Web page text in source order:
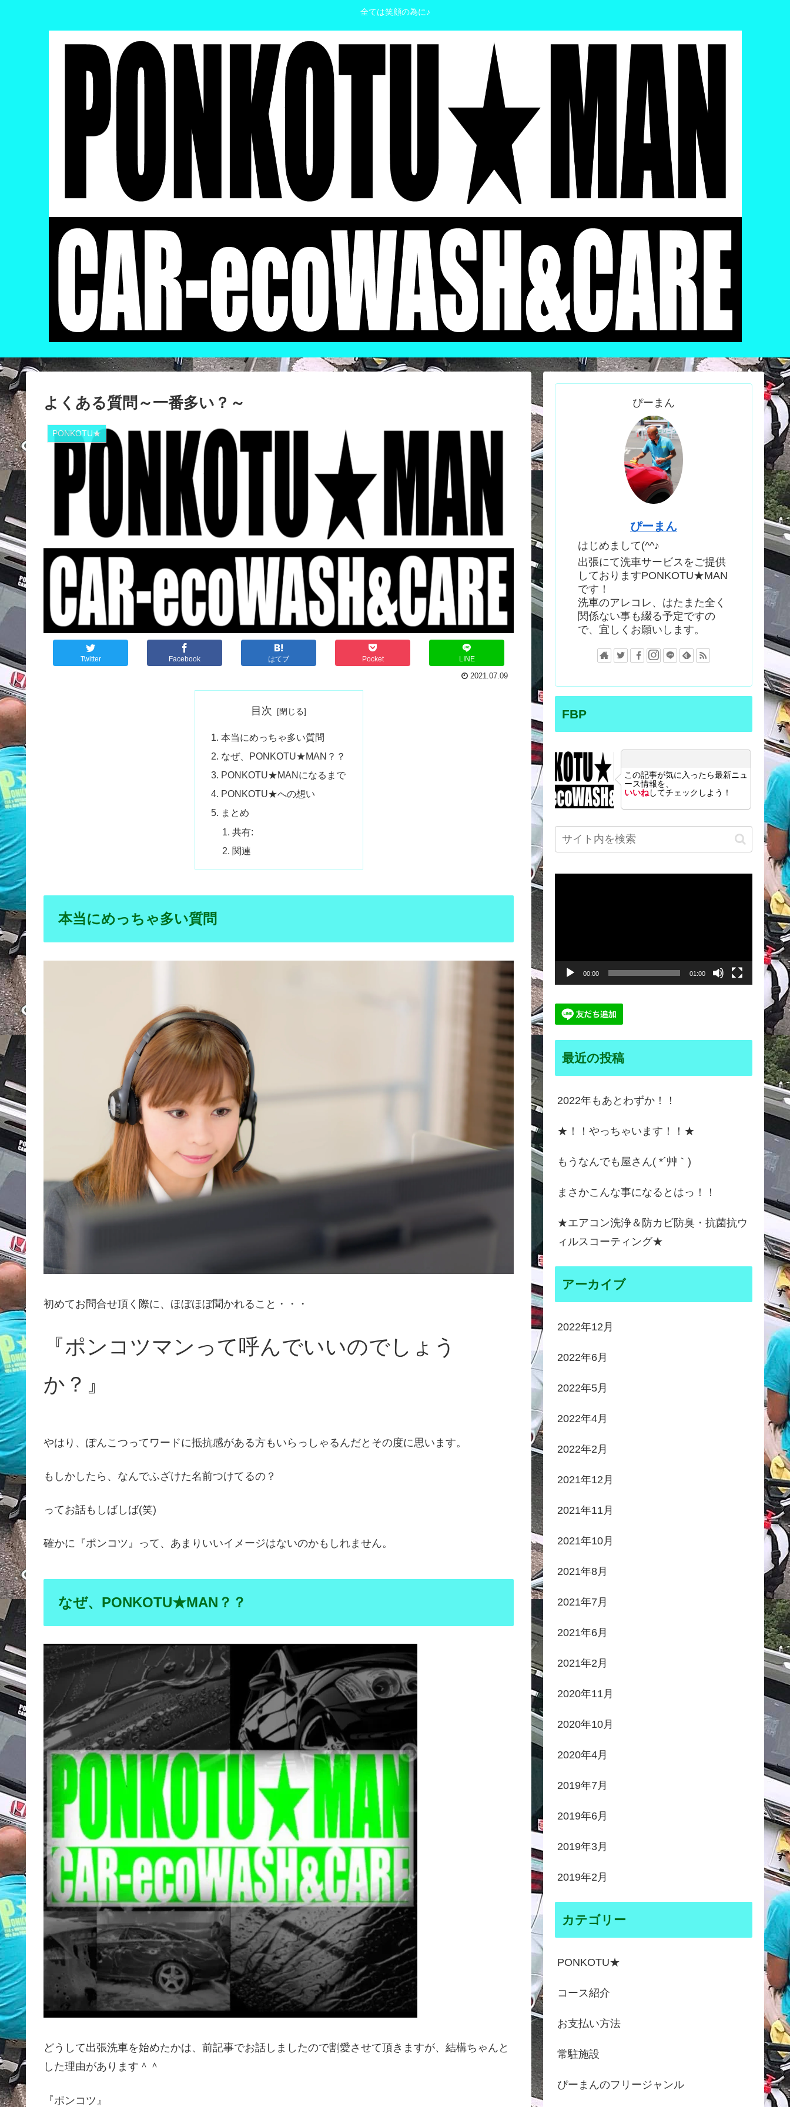
全ては笑顔の為に♪
よくある質問～一番多い？～
PONKOTU★
Twitter Facebook はてブ Pocket LINE
2021.07.09
目次
本当にめっちゃ多い質問
なぜ、PONKOTU★MAN？？
PONKOTU★MANになるまで
PONKOTU★への想い
まとめ
共有:
関連
本当にめっちゃ多い質問
初めてお問合せ頂く際に、ほぼほぼ聞かれること・・・
『ポンコツマンって呼んでいいのでしょう
か？』
やはり、ぽんこつってワードに抵抗感がある方もいらっしゃるんだとその度に思います。
もしかしたら、なんでふざけた名前つけてるの？
ってお話もしばしば(笑)
確かに『ポンコツ』って、あまりいいイメージはないのかもしれません。
なぜ、PONKOTU★MAN？？
どうして出張洗車を始めたかは、前記事でお話しましたので割愛させて頂きますが、結構ちゃんと
した理由があります＾＾
『ポンコツ』
ぴーまん
ぴーまん
はじめまして(^^♪
出張にて洗車サービスをご提供
しておりますPONKOTU★MAN
です！
洗車のアレコレ、はたまた全く
関係ない事も綴る予定ですの
で、宜しくお願いします。
FBP
この記事が気に入ったら最新ニュ
ース情報を、
いいねしてチェックしよう！
00:00 01:00
最近の投稿
2022年もあとわずか！！
★！！やっちゃいます！！★
もうなんでも屋さん( *´艸｀)
まさかこんな事になるとはっ！！
★エアコン洗浄＆防カビ防臭・抗菌抗ウ
ィルスコーティング★
アーカイブ
2022年12月
2022年6月
2022年5月
2022年4月
2022年2月
2021年12月
2021年11月
2021年10月
2021年8月
2021年7月
2021年6月
2021年2月
2020年11月
2020年10月
2020年4月
2019年7月
2019年6月
2019年3月
2019年2月
カテゴリー
PONKOTU★
コース紹介
お支払い方法
常駐施設
ぴーまんのフリージャンル